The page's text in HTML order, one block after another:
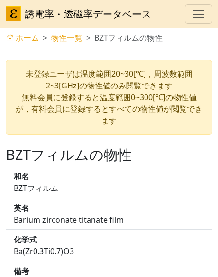
誘電率・透磁率データベース
ホーム 物性一覧 BZTフィルムの物性
未登録ユーザは温度範囲20~30[℃]，周波数範囲
2~3[GHz]の物性値のみ閲覧できます
無料会員に登録すると温度範囲0~300[℃]の物性値
が，有料会員に登録するとすべての物性値が閲覧でき
ます
BZTフィルムの物性
和名
BZTフィルム
英名
Barium zirconate titanate film
化学式
Ba(Zr0.3Ti0.7)O3
備考